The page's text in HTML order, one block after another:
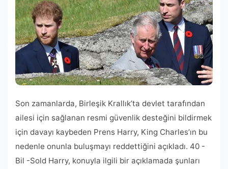
Son zamanlarda, Birleşik Krallık’ta devlet tarafından
ailesi için sağlanan resmi güvenlik desteğini bildirmek
için davayı kaybeden Prens Harry, King Charles’ın bu
nedenle onunla buluşmayı reddettiğini açıkladı. 40 -
Bil -Sold Harry, konuyla ilgili bir açıklamada şunları